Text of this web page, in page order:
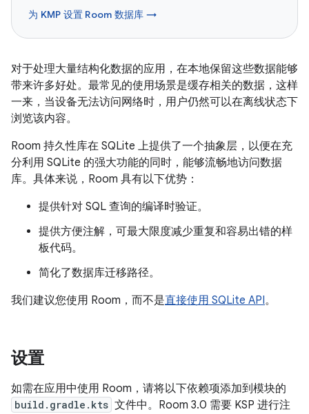
为 KMP 设置 Room 数据库 →
对于处理大量结构化数据的应用，在本地保留这些数据能够
带来许多好处。最常见的使用场景是缓存相关的数据，这样
一来，当设备无法访问网络时，用户仍然可以在离线状态下
浏览该内容。
Room 持久性库在 SQLite 上提供了一个抽象层，以便在充
分利用 SQLite 的强大功能的同时，能够流畅地访问数据
库。具体来说，Room 具有以下优势：
提供针对 SQL 查询的编译时验证。
提供方便注解，可最大限度减少重复和容易出错的样
板代码。
简化了数据库迁移路径。
我们建议您使用 Room，而不是直接使用 SQLite API。
设置
如需在应用中使用 Room，请将以下依赖项添加到模块的
build.gradle.kts 文件中。Room 3.0 需要 KSP 进行注